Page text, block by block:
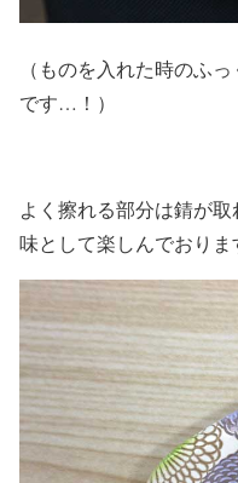
（ものを入れた時のふ
です…！）
よく擦れる部分は錆が
味として楽しんでおりま